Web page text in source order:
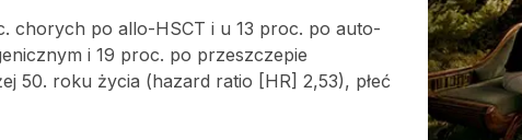
chorych po allo-HSCT i u 13 proc. po auto-
i 19 proc. po przeszczepie
50. roku życia (hazard ratio [HR] 2,53), płeć